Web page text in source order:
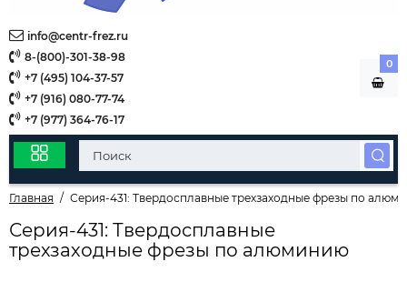
info@centr-frez.ru
8-(800)-301-38-98
+7 (495) 104-37-57
+7 (916) 080-77-74
+7 (977) 364-76-17
0
Главная Серия-431: Твердосплавные трехзаходные фрезы по
Серия-431: Твердосплавные
трехзаходные фрезы по алюминию